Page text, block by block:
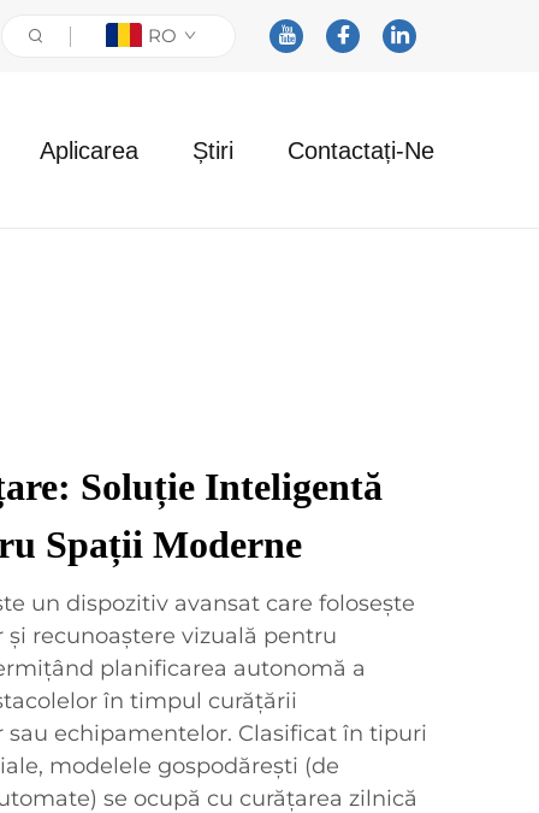
RO
Aplicarea Știri Contactați-Ne
Soluție Inteligentă
Spații Moderne
un dispozitiv avansat care folosește
recunoaștere vizuală pentru
planificarea autonomă a
în timpul curățării
echipamentelor. Clasificat în tipuri
modelele gospodărești (de
se ocupă cu curățarea zilnică